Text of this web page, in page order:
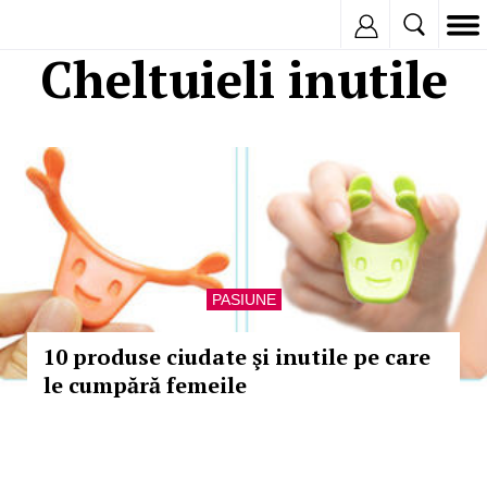
Cheltuieli inutile
PASIUNE
10 produse ciudate şi inutile pe care
le cumpără femeile